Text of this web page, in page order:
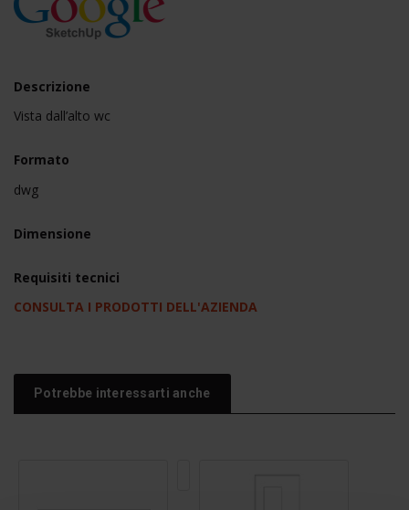
Descrizione
Vista dall’alto wc
Formato
dwg
Dimensione
Requisiti tecnici
CONSULTA I PRODOTTI DELL'AZIENDA
Potrebbe interessarti anche